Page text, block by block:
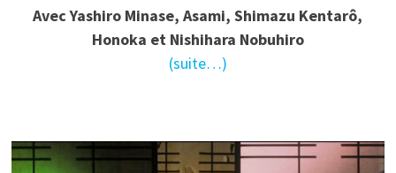
Avec Yashiro Minase, Asami, Shimazu Kentarô,
Honoka et Nishihara Nobuhiro
(suite…)